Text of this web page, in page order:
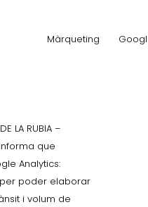
Màrqueting
LA RUBIA –
informa que
Analytics:
poder elaborar
i volum de